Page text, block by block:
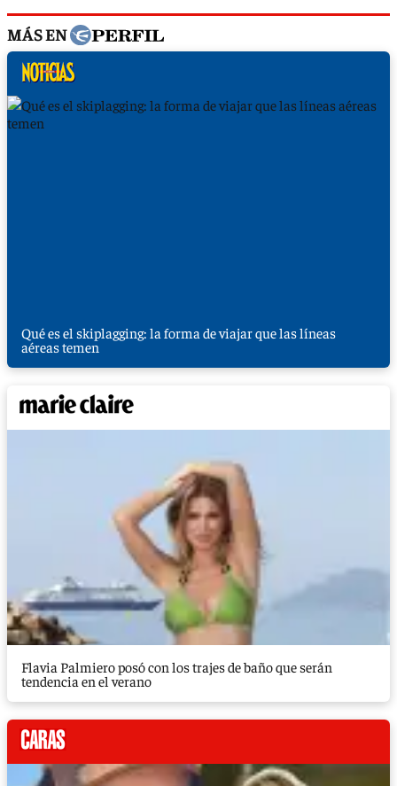
MÁS EN
Qué es el skiplagging: la forma de viajar que las líneas
aéreas temen
Flavia Palmiero posó con los trajes de baño que serán
tendencia en el verano